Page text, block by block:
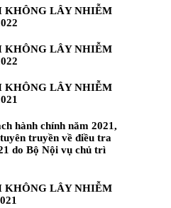
KHÔNG LÂY NHIỄM
KHÔNG LÂY NHIỄM
KHÔNG LÂY NHIỄM
hành chính năm 2021,
truyền về điều tra
do Bộ Nội vụ chủ trì
KHÔNG LÂY NHIỄM